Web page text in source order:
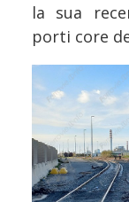
la sua
porti core